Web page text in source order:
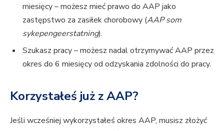
miesięcy – możesz mieć prawo do AAP jako
zastępstwo za zasiłek chorobowy (AAP som
sykepengeerstatning).
Szukasz pracy – możesz nadal otrzymywać AAP przez
okres do 6 miesięcy od odzyskania zdolności do pracy.
Korzystałeś już z AAP?
Jeśli wcześniej wykorzystałeś okres AAP, musisz złożyć